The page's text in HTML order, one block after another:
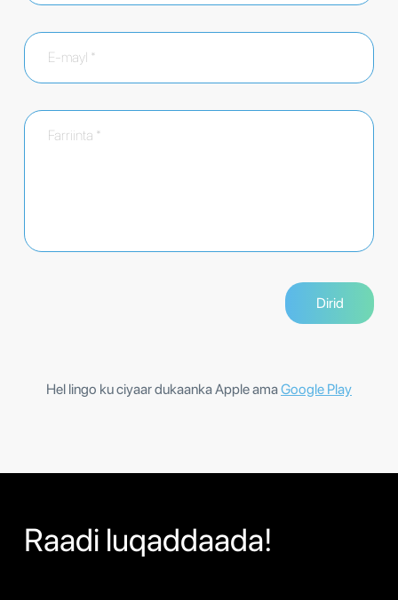
Hel lingo ku ciyaar dukaanka Apple amaGoogle Play
Raadi luqaddaada!